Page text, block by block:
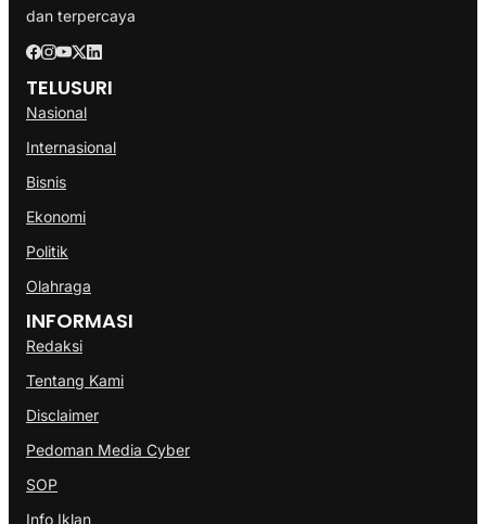
dan terpercaya
TELUSURI
Nasional
Internasional
Bisnis
Ekonomi
Politik
Olahraga
INFORMASI
Redaksi
Tentang Kami
Disclaimer
Pedoman Media Cyber
SOP
Info Iklan